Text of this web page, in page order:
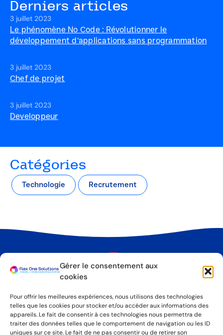
Gérer le consentement aux
cookies
Pour offrir les meilleures expériences, nous utilisons des technologies
telles que les cookies pour stocker et/ou accéder aux informations des
appareils. Le fait de consentir à ces technologies nous permettra de
traiter des données telles que le comportement de navigation ou les ID
uniques sur ce site. Le fait de ne pas consentir ou de retirer son
Derniers articles
3 juillet 2023
Le phénomène No Code : Révolutionner le
développement d’applications sans programmation
3 juillet 2023
Chef de projet
3 juillet 2023
Developpeur
Catégories
Technologie Recrutement